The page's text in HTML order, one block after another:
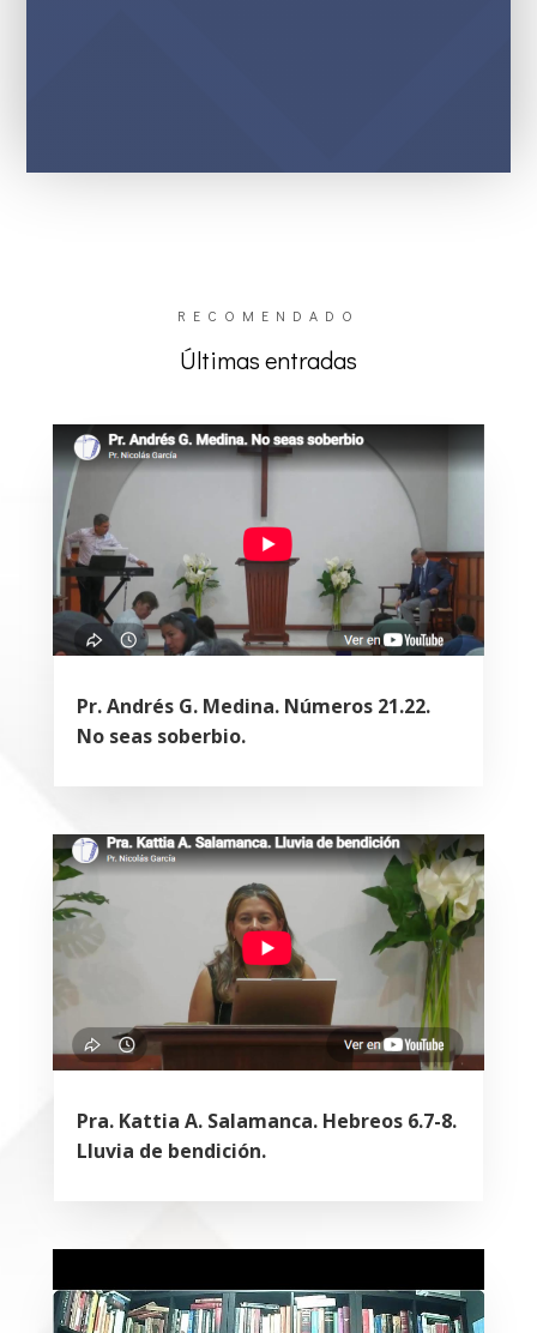
RECOMENDADO
Últimas entradas
Pr. Andrés G. Medina. Números 21.22.
No seas soberbio.
Pra. Kattia A. Salamanca. Hebreos 6.7-8.
Lluvia de bendición.